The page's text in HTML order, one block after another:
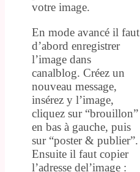
votre image.
En mode avancé il faut
d’abord enregistrer
l’image dans
canalblog. Créez un
nouveau message,
insérez y l’image,
cliquez sur “brouillon”
en bas à gauche, puis
sur “poster & publier”.
Ensuite il faut copier
l’adresse del’image :